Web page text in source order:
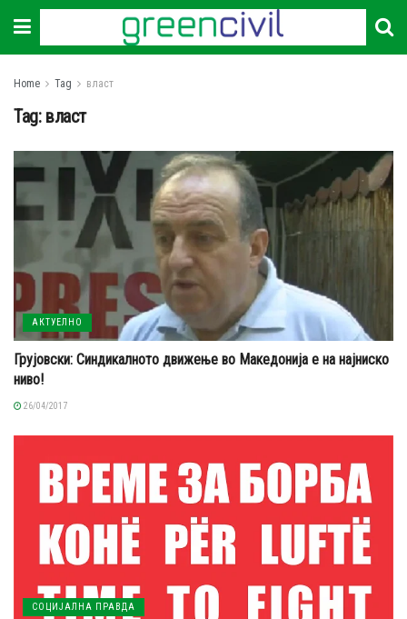
Home Tag власт
Tag: власт
АКТУЕЛНО
Грујовски: Синдикалното движење во Македонија е на најниско
ниво!
26/04/2017
СОЦИЈАЛНА ПРАВДА